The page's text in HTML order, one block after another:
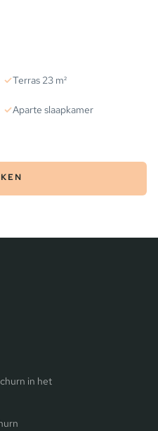
✓Terras 23 m²
✓Aparte slaapkamer
in het